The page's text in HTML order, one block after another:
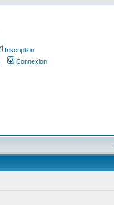
Inscription
Connexion